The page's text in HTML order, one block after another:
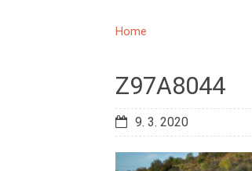
Home
Z97A8044
9. 3. 2020